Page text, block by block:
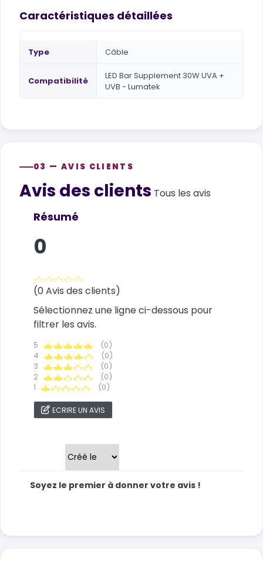
Caractéristiques détaillées
Type Câble
Compatibilité
LED Bar Supplement 30W UVA +
UVB - Lumatek
03 — AVIS CLIENTS
Customer reviews
Avis des clients Tous les avis
Résumé
0
(0 Avis des clients)
Sélectionnez une ligne ci-dessous pour
filtrer les avis.
5
(0)
4
(0)
3
(0)
2
(0)
1
(0)
ECRIRE UN AVIS
Soyez le premier à donner votre avis !